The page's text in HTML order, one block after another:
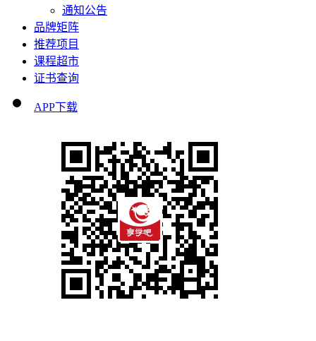
通知公告
品牌矩阵
推荐项目
课程超市
证书查询
APP下载